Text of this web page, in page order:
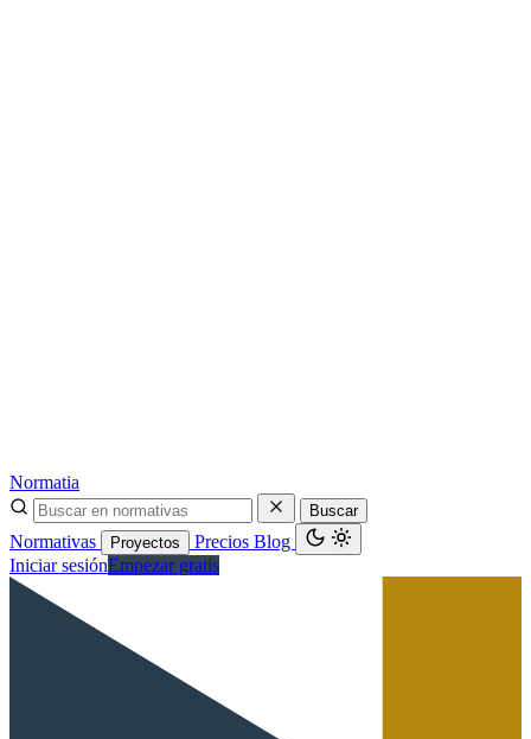
Normatia
Buscar
Normativas Proyectos Precios Blog
Iniciar sesiónEmpezar gratis